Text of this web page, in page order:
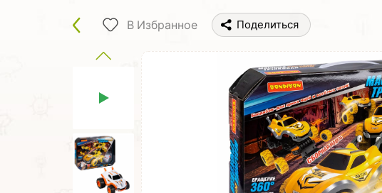
В Избранное Поделиться